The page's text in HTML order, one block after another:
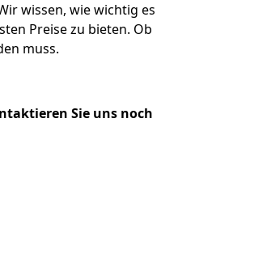
wissen, wie wichtig es
Preise zu bieten. Ob
muss.
Sie uns noch